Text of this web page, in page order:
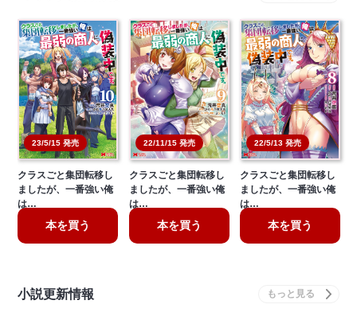
23/5/15 発売
クラスごと集団転移し
ましたが、一番強い俺
は…
本を買う
22/11/15 発売
クラスごと集団転移し
ましたが、一番強い俺
は…
本を買う
22/5/13 発売
クラスごと集団転移し
ましたが、一番強い俺
は…
本を買う
小説更新情報